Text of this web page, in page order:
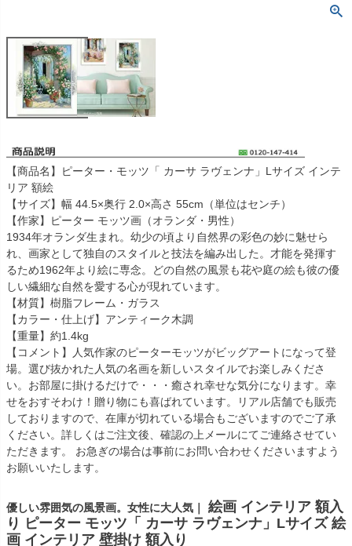
【商品名】ピーター・モッツ「 カーサ ラヴェンナ」Lサイズ インテ
リア 額絵
【サイズ】幅 44.5×奥行 2.0×高さ 55cm（単位はセンチ）
【作家】ピーター モッツ画（オランダ・男性）
1934年オランダ生まれ。幼少の頃より自然界の彩色の妙に魅せら
れ、画家として独自のスタイルと技法を編み出した。才能を発揮す
るため1962年より絵に専念。どの自然の風景も花や庭の絵も彼の優
しい繊細な自然を愛する心が現れています。
【材質】樹脂フレーム・ガラス
【カラー・仕上げ】アンティーク木調
【重量】約1.4kg
【コメント】人気作家のピーターモッツがビッグアートになって登
場。選び抜かれた人気の名画を新しいスタイルでお楽しみくださ
い。お部屋に掛けるだけで・・・癒され幸せな気分になります。幸
せをおすそわけ！贈り物にも喜ばれています。リアル店舗でも販売
しておりますので、在庫が切れている場合もございますのでご了承
ください。詳しくはご注文後、確認の上メールにてご連絡させてい
ただきます。 お急ぎの場合は事前にお問い合わせくださいますよう
お願いいたします。
優しい雰囲気の風景画。女性に大人気｜
絵画 インテリア 額入
り ピーター モッツ「 カーサ ラヴェンナ」Lサイズ 絵
画 インテリア 壁掛け 額入り